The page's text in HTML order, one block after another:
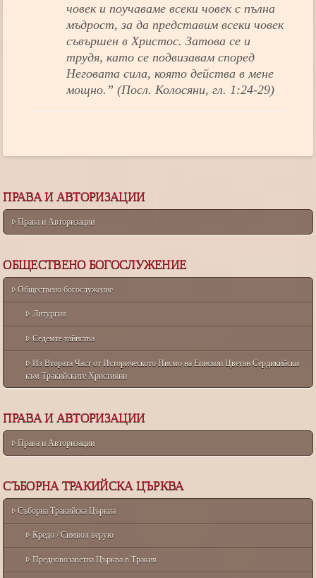
човек и поучаваме всеки човек с пълна
мъдрост, за да представим всеки човек
съвършен в Христос. Затова се и
трудя, като се подвизавам според
Неговата сила, която действа в мене
мощно.” (Посл. Колосяни, гл. 1:24-29)
ПРАВА И АВТОРИЗАЦИИ
Права и Авторизации
ОБЩЕСТВЕНО БОГОСЛУЖЕНИЕ
Обществено богослужение
Литургия
Седемте тайнства
Из Втората Част от Историческото Писмо на Епископ Цветан Сердикийски
към Тракийските Християни
ПРАВА И АВТОРИЗАЦИИ
Права и Авторизации
СЪБОРНА ТРАКИЙСКА ЦЪРКВА
Съборна Тракийска Църква
Кредо / Символ верую
Предновозаветна Църква в Тракия